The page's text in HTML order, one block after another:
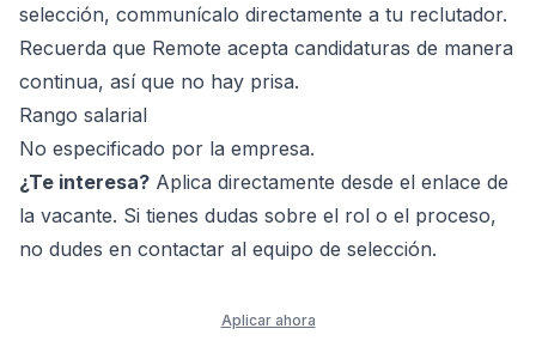
selección, communícalo directamente a tu reclutador.
Recuerda que Remote acepta candidaturas de manera
continua, así que no hay prisa.
Rango salarial
No especificado por la empresa.
¿Te interesa? Aplica directamente desde el enlace de
la vacante. Si tienes dudas sobre el rol o el proceso,
no dudes en contactar al equipo de selección.
Aplicar ahora